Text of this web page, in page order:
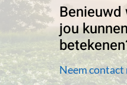
jou
Neem contact